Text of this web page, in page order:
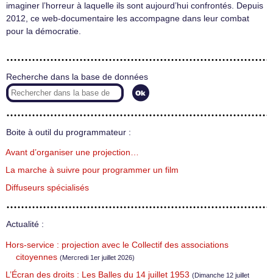
imaginer l’horreur à laquelle ils sont aujourd’hui confrontés. Depuis
2012, ce web-documentaire les accompagne dans leur combat
pour la démocratie.
Recherche dans la base de données
Boite à outil du programmateur :
Avant d’organiser une projection…
La marche à suivre pour programmer un film
Diffuseurs spécialisés
Actualité :
Hors-service : projection avec le Collectif des associations
citoyennes (Mercredi 1er juillet 2026)
L’Écran des droits : Les Balles du 14 juillet 1953 (Dimanche 12 juillet